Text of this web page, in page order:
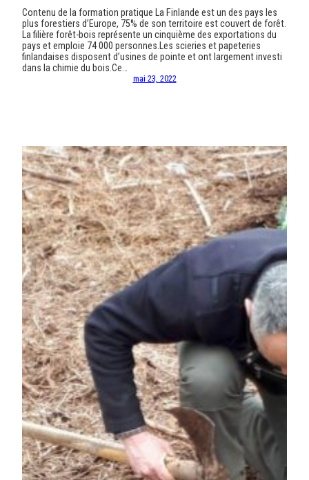
Contenu de la formation pratique La Finlande est un des pays les
plus forestiers d’Europe, 75% de son territoire est couvert de forêt.
La filière forêt-bois représente un cinquième des exportations du
pays et emploie 74 000 personnes.Les scieries et papeteries
finlandaises disposent d’usines de pointe et ont largement investi
dans la chimie du bois.Ce…
mai 23, 2022